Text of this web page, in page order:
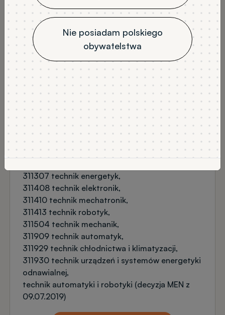
Nie posiadam polskiego
obywatelstwa
stacjonarne 7
JĘZYK WYKŁADOWY
polski
NABÓR
Rekrutacja na semestr zimowy
PRZEDMIOTY OBOWIĄZKOWE
matematyka (podstawa lub rozszerzenie)
język obcy (podstawa lub rozszerzenie)
PRZEDMIOTY DODATKOWE
fizyka chemia dyplom zawodowy
311307 technik energetyk
311408 technik elektronik
311410 technik mechatronik
311413 technik robotyk
311504 technik mechanik
311909 technik automatyk
311929 technik chłodnictwa i klimatyzacji
311930 technik urządzeń i systemów energetyki
odnawialnej
technik automatyki i robotyki (decyzja MEN z
09.07.2019)